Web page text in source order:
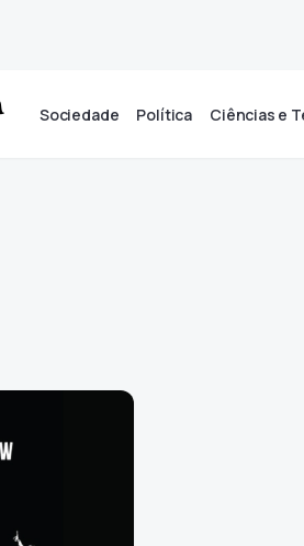
Sociedade Política Ciências e